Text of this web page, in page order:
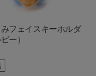
フェイスキーホルダ
ー）